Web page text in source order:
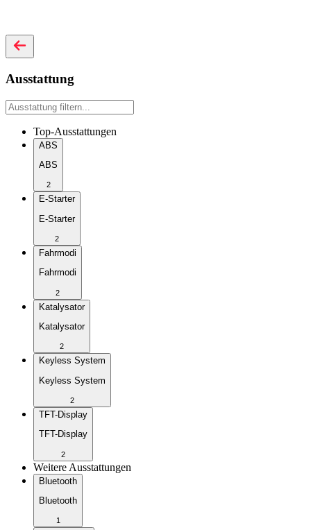
Ausstattung
Top-Ausstattungen
ABS
ABS
2
E-Starter
E-Starter
2
Fahrmodi
Fahrmodi
2
Katalysator
Katalysator
2
Keyless System
Keyless System
2
TFT-Display
TFT-Display
2
Weitere Ausstattungen
Bluetooth
Bluetooth
1